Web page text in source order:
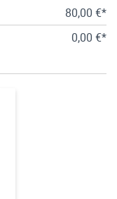
80,00 €*
0,00 €*